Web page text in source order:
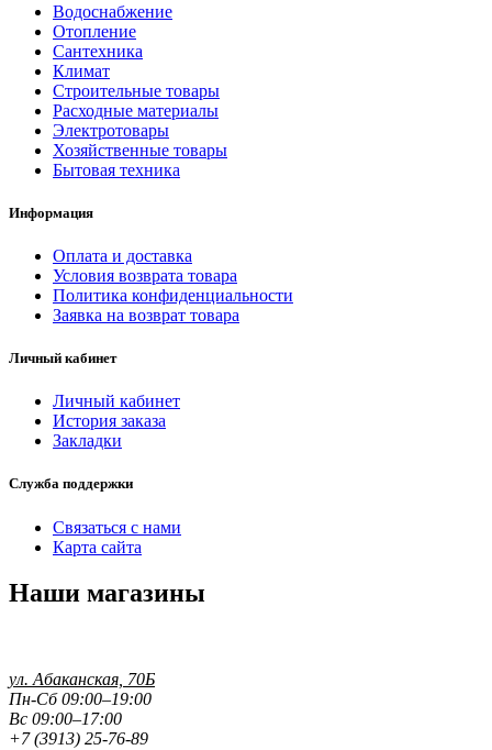
Водоснабжение
Отопление
Сантехника
Климат
Строительные товары
Расходные материалы
Электротовары
Хозяйственные товары
Бытовая техника
Информация
Оплата и доставка
Условия возврата товара
Политика конфиденциальности
Заявка на возврат товара
Личный кабинет
Личный кабинет
История заказа
Закладки
Служба поддержки
Связаться с нами
Карта сайта
Наши магазины
ул. Абаканская, 70Б
Пн-Сб 09:00–19:00
Вс 09:00–17:00
+7 (3913) 25-76-89